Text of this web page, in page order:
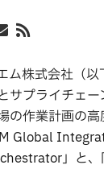
ム株式会社（
サプライチェ
の作業計画の
Global
」と、